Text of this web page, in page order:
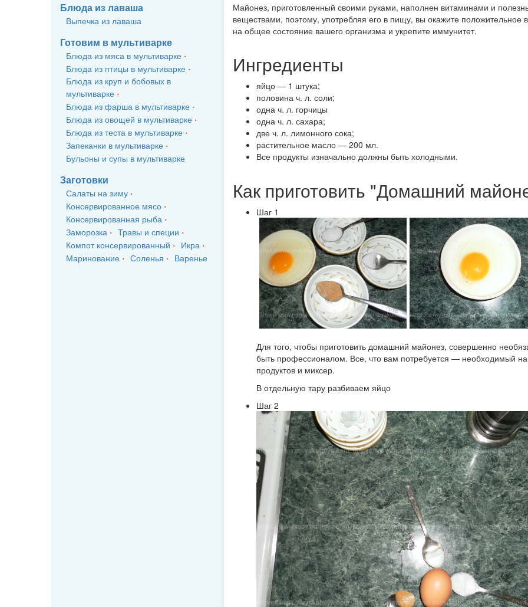
Блюда из лаваша
Выпечка из лаваша
Готовим в мультиварке
Блюда из мяса в мультиварке
Блюда из птицы в мультиварке
Блюда из круп и бобовых в
мультиварке
Блюда из фарша в мультиварке
Блюда из овощей в мультиварке
Блюда из теста в мультиварке
Запеканки в мультиварке
Бульоны и супы в мультиварке
Заготовки
Салаты на зиму
Консервированное мясо
Консервированная рыба
Заморозка
Травы и специи
Компот консервированный
Икра
Маринование
Соленья Варенье
Майонез, приготовленный своими руками, наполнен витаминами и
веществами, поэтому, употребляя его в пищу, вы окажите положительное
на общее состояние вашего организма и укрепите иммунитет.
Ингредиенты
яйцо — 1 штука;
половина ч. л. соли;
одна ч. л. горчицы
одна ч. л. сахара;
две ч. л. лимонного сока;
растительное масло — 200 мл.
Все продукты изначально должны быть холодными.
Как приготовить "Домашний
Шаг 1
Для того, чтобы приготовить домашний майонез, совершенно
быть профессионалом. Все, что вам потребуется — необходимый
продуктов и миксер.
В отдельную тару разбиваем яйцо
Шаг 2